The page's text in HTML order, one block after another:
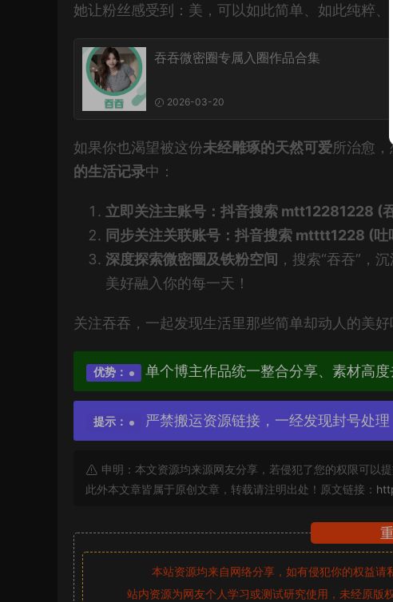
她让粉丝感受到：美，可以如此简单、如此纯粹
吞吞微密圈专属入圈作品合集
2026-03-20
如果你也渴望被这份未经雕琢的天然可爱所治愈
的生活记录中：
立即关注主账号：抖音搜索 mtt12281228 (
同步关注关联账号：抖音搜索 mtttt1228 (吐
深度探索微密圈及铁粉空间 ，搜索“吞吞”，
美好融入你的每一天！
关注吞吞，一起发现生活里那些简单却动人的美好
优势： 单个博主作品统一整合分享、素材高
提示： 严禁搬运资源链接，一经发现封号处
申明：本文资源均来源网友分享，若侵犯了您的权限可以提
此外本文章皆属于原创文章，转载请注明出处！原文链接：
本站资源均来自网络分享，如有侵犯你的权益请
站内资源为网友个人学习或测试研究使用，未经原版